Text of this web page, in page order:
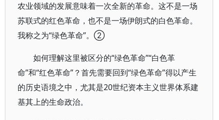
农业领域的发展意味着一次全新的革命。这不是一场
苏联式的红色革命，也不是一场伊朗式的白色革命。
我称之为“绿色革命”。②
如何理解这里被区分的“绿色革命”“白色革
命”和“红色革命”？首先需要回到“绿色革命”得以产生
的历史语境之中，尤其是20世纪资本主义世界体系建
基其上的生命政治。